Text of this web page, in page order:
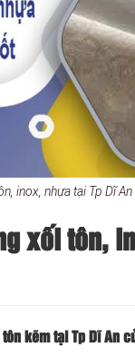
inox, nhựa tại Tp Dĩ
xối tôn,
kẽm tại Tp Dĩ An